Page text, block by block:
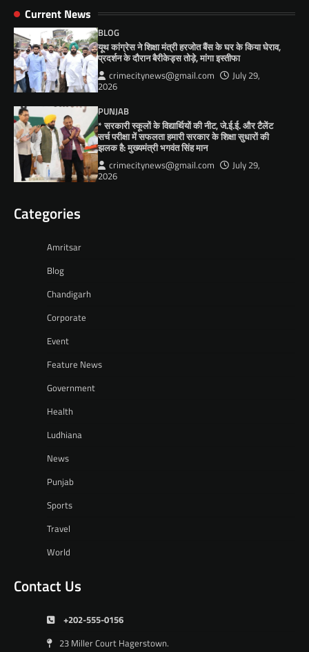
Current News
BLOG
यूथ कांग्रेस ने शिक्षा मंत्री हरजोत बैंस के घर के किया घेराव,
प्रदर्शन के दौरान बैरीकेड्स तोड़े, मांगा इस्तीफा
crimecitynews@gmail.com
July 29,
2026
PUNJAB
* सरकारी स्कूलों के विद्यार्थियों की नीट, जे.ई.ई. और टैलेंट
सर्च परीक्षा में सफलता हमारी सरकार के शिक्षा सुधारों की
झलक है: मुख्यमंत्री भगवंत सिंह मान
crimecitynews@gmail.com
July 29,
2026
Categories
Amritsar
Blog
Chandigarh
Corporate
Event
Feature News
Government
Health
Ludhiana
News
Punjab
Sports
Travel
World
Contact Us
+202-555-0156
23 Miller Court Hagerstown.